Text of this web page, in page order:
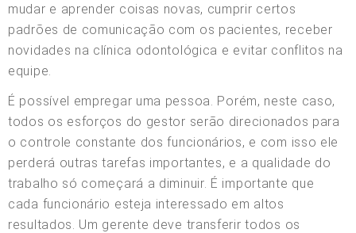
mudar e aprender coisas novas, cumprir certos
padrões de comunicação com os pacientes, receber
novidades na clínica odontológica e evitar conflitos na
equipe.
É possível empregar uma pessoa. Porém, neste caso,
todos os esforços do gestor serão direcionados para
o controle constante dos funcionários, e com isso ele
perderá outras tarefas importantes, e a qualidade do
trabalho só começará a diminuir. É importante que
cada funcionário esteja interessado em altos
resultados. Um gerente deve transferir todos os